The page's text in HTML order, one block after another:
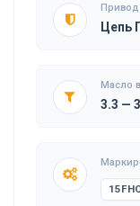
Цепь
Масло
3.3 —